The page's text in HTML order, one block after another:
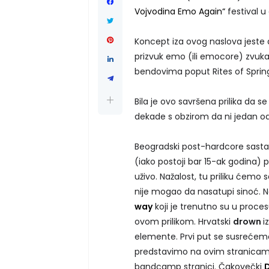
Vojvodina Emo Again“ festival u
Koncept iza ovog naslova
prizvuk emo (ili emocore)
bendovima poput Rites of
Bila je ovo savršena prilika da
dekade s obzirom da ni jedan
Beogradski post-hardcore
(iako postoji bar 15-ak godina)
uživo. Nažalost, tu priliku ćemo
nije mogao da nasatupi sinoć.
waykoji je trenutno su u
ovom prilikom. Hrvatski drown
elemente. Prvi put se
predstavimo na ovim
bandcamp stranici. Čakovečki